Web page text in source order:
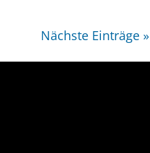
Nächste Einträge »